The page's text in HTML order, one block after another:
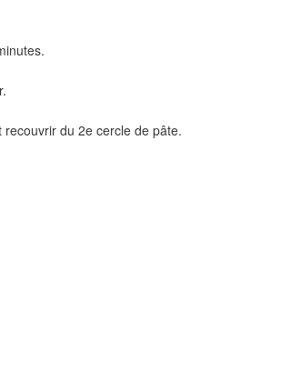
du 2e cercle de pâte.